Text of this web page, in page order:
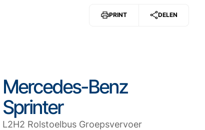
PRINT DELEN
Mercedes-Benz
Sprinter
L2H2 Rolstoelbus Groepsvervoer